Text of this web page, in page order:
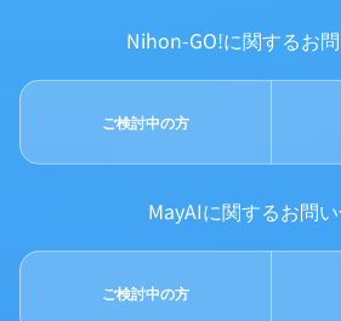
Nihon-GO!に関するお
ご検討中の方
MayAIに関するお問
ご検討中の方